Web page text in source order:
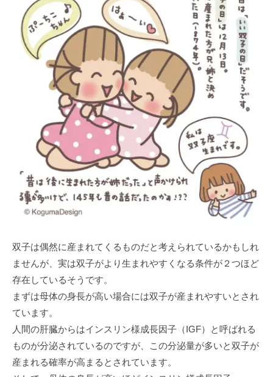
双子は偶然に産まれてくるものだと考えられているかもしれ
ませんが、実は双子がより生まれやすくなる条件が２つほど
存在しているそうです。
まずは母体の身長が高い場合には双子が産まれやすいとされ
ています。
人間の肝臓からはインスリン様成長因子（IGF）と呼ばれる
ものが分泌されているのですが、この分泌量が多いと双子が
産まれる確率が高まるとされています。